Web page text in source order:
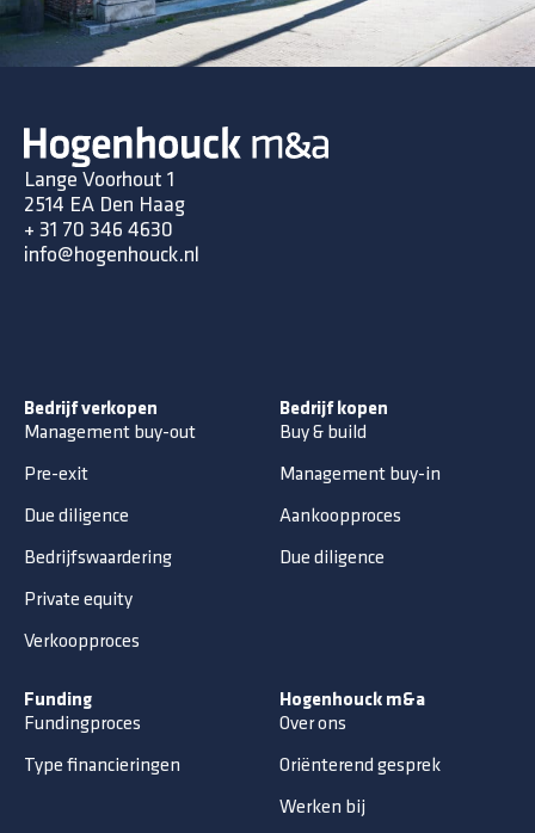
Lange Voorhout 1
2514 EA Den Haag
+ 31 70 346 4630
info@hogenhouck.nl
Bedrijf verkopen
Management buy-out
Pre-exit
Due diligence
Bedrijfswaardering
Private equity
Verkoopproces
Bedrijf kopen
Buy & build
Management buy-in
Aankoopproces
Due diligence
Funding
Fundingproces
Type financieringen
Hogenhouck m&a
Over ons
Oriënterend gesprek
Werken bij